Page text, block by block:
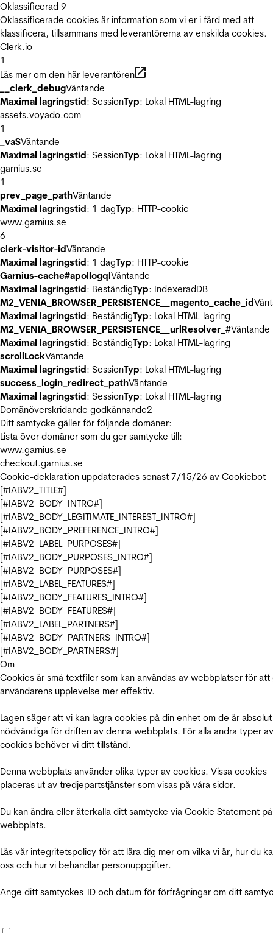
Oklassificerad 9
Oklassificerade cookies är information som vi er i färd med att
klassificera, tillsammans med leverantörerna av enskilda cookies.
Clerk.io
1
Läs mer om den här leverantören
__clerk_debugVäntande
Maximal lagringstid: SessionTyp: Lokal HTML-lagring
assets.voyado.com
1
_vaSVäntande
Maximal lagringstid: SessionTyp: Lokal HTML-lagring
garnius.se
1
prev_page_pathVäntande
Maximal lagringstid: 1 dagTyp: HTTP-cookie
www.garnius.se
6
clerk-visitor-idVäntande
Maximal lagringstid: 1 dagTyp: HTTP-cookie
Garnius-cache#apollogqlVäntande
Maximal lagringstid: BeständigTyp: IndexeradDB
M2_VENIA_BROWSER_PERSISTENCE__magento_cache_id
Maximal lagringstid: BeständigTyp: Lokal HTML-lagring
M2_VENIA_BROWSER_PERSISTENCE__urlResolver_#Väntande
Maximal lagringstid: BeständigTyp: Lokal HTML-lagring
scrollLockVäntande
Maximal lagringstid: SessionTyp: Lokal HTML-lagring
success_login_redirect_pathVäntande
Maximal lagringstid: SessionTyp: Lokal HTML-lagring
Domänöverskridande godkännande2
Ditt samtycke gäller för följande domäner:
Lista över domäner som du ger samtycke till:
www.garnius.se
checkout.garnius.se
Cookie-deklaration uppdaterades senast 7/15/26 av Cookiebot
[#IABV2_TITLE#]
[#IABV2_BODY_INTRO#]
[#IABV2_BODY_LEGITIMATE_INTEREST_INTRO#]
[#IABV2_BODY_PREFERENCE_INTRO#]
[#IABV2_LABEL_PURPOSES#]
[#IABV2_BODY_PURPOSES_INTRO#]
[#IABV2_BODY_PURPOSES#]
[#IABV2_LABEL_FEATURES#]
[#IABV2_BODY_FEATURES_INTRO#]
[#IABV2_BODY_FEATURES#]
[#IABV2_LABEL_PARTNERS#]
[#IABV2_BODY_PARTNERS_INTRO#]
[#IABV2_BODY_PARTNERS#]
Om
Cookies är små textfiler som kan användas av webbplatser för att
användarens upplevelse mer effektiv.
Lagen säger att vi kan lagra cookies på din enhet om de är absolut
nödvändiga för driften av denna webbplats. För alla andra typer av
cookies behöver vi ditt tillstånd.
Denna webbplats använder olika typer av cookies. Vissa cookies
placeras ut av tredjepartstjänster som visas på våra sidor.
Du kan ändra eller återkalla ditt samtycke via Cookie Statement
webbplats.
Läs vår integritetspolicy för att lära dig mer om vilka vi är, hur du
oss och hur vi behandlar personuppgifter.
Ange ditt samtyckes-ID och datum för förfrågningar om ditt